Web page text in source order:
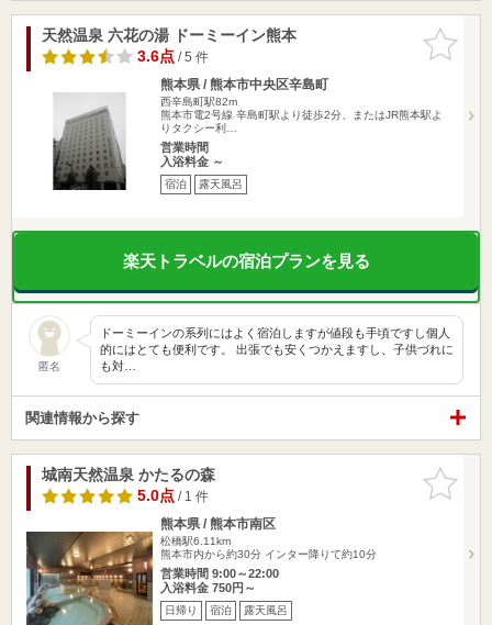
お気に入
りに追加
天然温泉 六花の湯 ドーミーイン熊本
3.6点/ 5 件
熊本県 / 熊本市中央区辛島町
西辛島町駅82m
熊本市電2号線 辛島町駅より徒歩2分、またはJR熊本駅よ
りタクシー利…
営業時間
入浴料金 ～
宿泊 露天風呂
楽天トラベルの宿泊プランを見る
匿名
ドーミーインの系列にはよく宿泊しますが値段も手頃ですし個人
的にはとても便利です。 出張でも安くつかえますし、子供づれに
も対…
関連情報から探す
お気に入
りに追加
城南天然温泉 かたるの森
5.0点/ 1 件
熊本県 / 熊本市南区
松橋駅6.11km
熊本市内から約30分 インター降りて約10分
営業時間 9:00～22:00
入浴料金 750円～
日帰り 宿泊 露天風呂